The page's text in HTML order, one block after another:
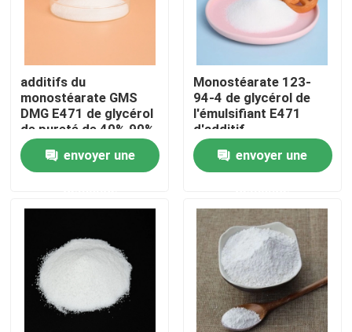
Visite d'usine
Contrôle de qualité
Nouvelles
Demandez une citation
additifs du
monostéarate GMS
DMG E471 de glycérol
de pureté de 40% 90%
pour la pâte de
boulangerieenvoyer une
Monostéarate 123-
94-4 de glycérol de
l'émulsifiant E471
d'additif
envoyer une